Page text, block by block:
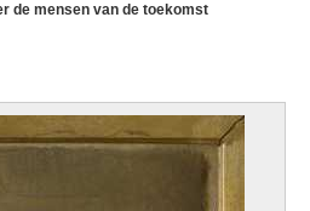
de mensen van de toekomst